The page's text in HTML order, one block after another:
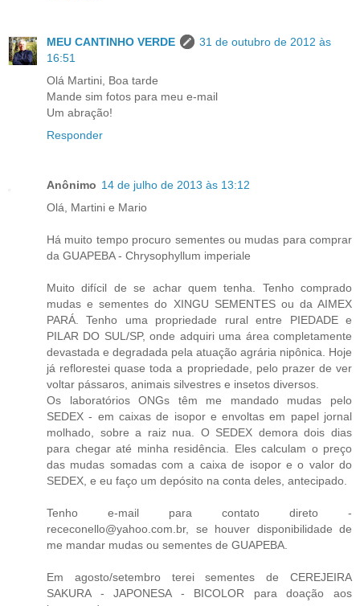
MEU CANTINHO VERDE
31 de outubro de 2012 às
16:51
Olá Martini, Boa tarde
Mande sim fotos para meu e-mail
Um abração!
Responder
Anônimo 14 de julho de 2013 às 13:12
Olá, Martini e Mario
Há muito tempo procuro sementes ou mudas para comprar
da GUAPEBA - Chrysophyllum imperiale
Muito difícil de se achar quem tenha. Tenho comprado
mudas e sementes do XINGU SEMENTES ou da AIMEX
PARÁ. Tenho uma propriedade rural entre PIEDADE e
PILAR DO SUL/SP, onde adquiri uma área completamente
devastada e degradada pela atuação agrária nipônica. Hoje
já reflorestei quase toda a propriedade, pelo prazer de ver
voltar pássaros, animais silvestres e insetos diversos.
Os laboratórios ONGs têm me mandado mudas pelo
SEDEX - em caixas de isopor e envoltas em papel jornal
molhado, sobre a raiz nua. O SEDEX demora dois dias
para chegar até minha residência. Eles calculam o preço
das mudas somadas com a caixa de isopor e o valor do
SEDEX, e eu faço um depósito na conta deles, antecipado.
Tenho e-mail para contato direto -
receconello@yahoo.com.br, se houver disponibilidade de
me mandar mudas ou sementes de GUAPEBA.
Em agosto/setembro terei sementes de CEREJEIRA
SAKURA - JAPONESA - BICOLOR para doação aos